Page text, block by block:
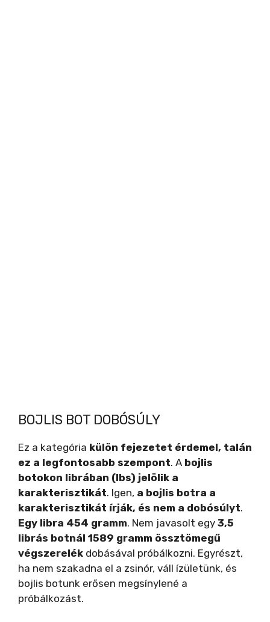
BOJLIS BOT DOBÓSÚLY
Ez a kategória külön fejezetet érdemel, talán
ez a legfontosabb szempont. A bojlis
botokon librában (lbs) jelölik a
karakterisztikát. Igen, a bojlis botra a
karakterisztikát írják, és nem a dobósúlyt.
Egy libra 454 gramm. Nem javasolt egy 3,5
librás botnál 1589 gramm össztömegű
végszerelék dobásával próbálkozni. Egyrészt,
ha nem szakadna el a zsinór, váll ízületünk, és
bojlis botunk erősen megsínylené a
próbálkozást.